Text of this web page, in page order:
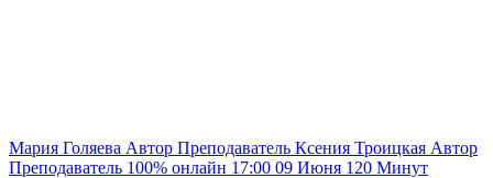
Мария Голяева Автор Преподаватель Ксения Троицкая Автор
Преподаватель 100% онлайн 17:00 09 Июня 120 Минут